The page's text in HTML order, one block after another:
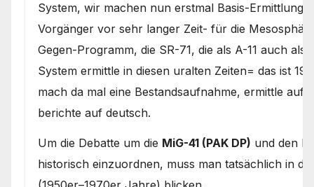
System, wir machen nun erstmal Basis-
Vorgänger vor sehr langer Zeit- für die
Gegen-Programm, die SR-71, die als A-11 auch
System ermittle in diesen uralten Zeiten= das ist
mach da mal eine Bestandsaufnahme, ermittle auf
berichte auf deutsch.
Um die Debatte um die MiG-41 (PAK DP) und den
historisch einzuordnen, muss man tatsächlich in